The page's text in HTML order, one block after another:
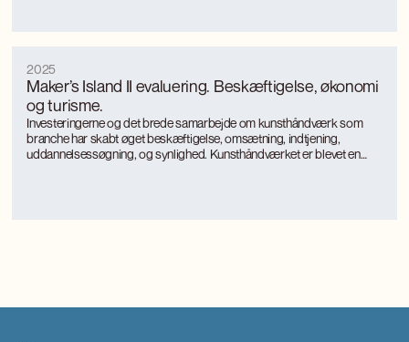
Maker’s Island II evaluering. Beskæftigelse, økonomi
og turisme.
2025
Investeringerne og det brede samarbejde om kunsthåndværk som
branche har skabt øget beskæftigelse, omsætning, indtjening,
uddannelsessøgning, og synlighed. Kunsthåndværket er blevet en